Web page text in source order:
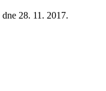
28. 11. 2017.